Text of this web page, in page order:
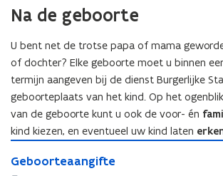
t
e
t
e
v
o
u
w
e
n
e
n
v
o
e
r
o
u
w
e
n
e
v
r
o
u
e
n
v
r
o
u
w
e
n
g
a
m
m
o
r
a
m
m
a
a
i
e
p
o
l
i
o
v
a
r
t
i
e
p
o
l
i
v
Na de geboorte
U bent net de trotse papa of mama
of dochter? Elke geboorte moet u binnen
termijn aangeven bij de dienst Burgerlijke
geboorteplaats van het kind. Op het
van de geboorte kunt u ook de voor- én
kind kiezen, en eventueel uw kind laten
e
Geboorteaangifte
G